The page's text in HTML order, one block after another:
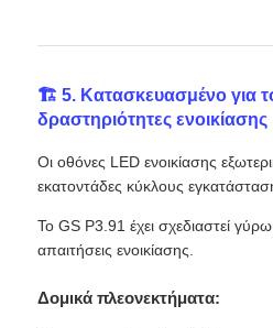
🏗️ 5. Κατασκευασμένο για
δραστηριότητες ενοικίασης
Οι οθόνες LED ενοικίασης
εκατοντάδες κύκλους
Το GS P3.91 έχει σχεδιαστεί
απαιτήσεις ενοικίασης.
Δομικά πλεονεκτήματα: